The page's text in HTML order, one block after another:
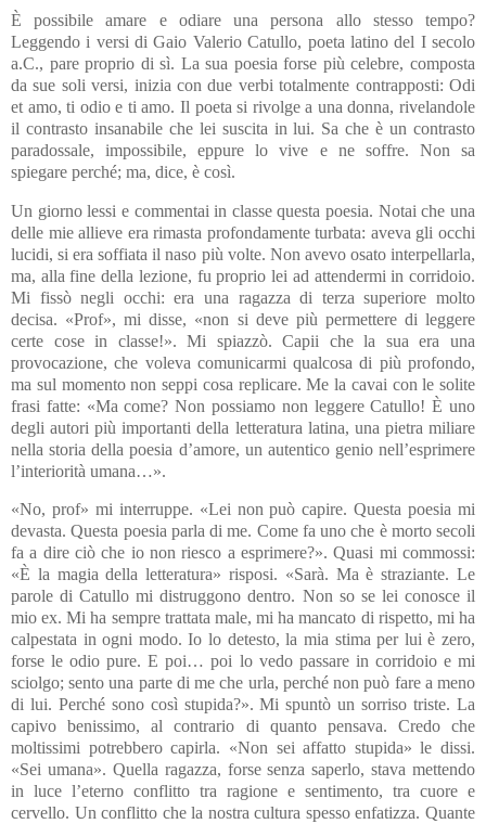
È possibile amare e odiare una persona allo stesso tempo?
Leggendo i versi di Gaio Valerio Catullo, poeta latino del I secolo
a.C., pare proprio di sì. La sua poesia forse più celebre, composta
da sue soli versi, inizia con due verbi totalmente contrapposti: Odi
et amo, ti odio e ti amo. Il poeta si rivolge a una donna, rivelandole
il contrasto insanabile che lei suscita in lui. Sa che è un contrasto
paradossale, impossibile, eppure lo vive e ne soffre. Non sa
spiegare perché; ma, dice, è così.
Un giorno lessi e commentai in classe questa poesia. Notai che una
delle mie allieve era rimasta profondamente turbata: aveva gli occhi
lucidi, si era soffiata il naso più volte. Non avevo osato interpellarla,
ma, alla fine della lezione, fu proprio lei ad attendermi in corridoio.
Mi fissò negli occhi: era una ragazza di terza superiore molto
decisa. «Prof», mi disse, «non si deve più permettere di leggere
certe cose in classe!». Mi spiazzò. Capii che la sua era una
provocazione, che voleva comunicarmi qualcosa di più profondo,
ma sul momento non seppi cosa replicare. Me la cavai con le solite
frasi fatte: «Ma come? Non possiamo non leggere Catullo! È uno
degli autori più importanti della letteratura latina, una pietra miliare
nella storia della poesia d’amore, un autentico genio nell’esprimere
l’interiorità umana…».
«No, prof» mi interruppe. «Lei non può capire. Questa poesia mi
devasta. Questa poesia parla di me. Come fa uno che è morto secoli
fa a dire ciò che io non riesco a esprimere?». Quasi mi commossi:
«È la magia della letteratura» risposi. «Sarà. Ma è straziante. Le
parole di Catullo mi distruggono dentro. Non so se lei conosce il
mio ex. Mi ha sempre trattata male, mi ha mancato di rispetto, mi ha
calpestata in ogni modo. Io lo detesto, la mia stima per lui è zero,
forse le odio pure. E poi… poi lo vedo passare in corridoio e mi
sciolgo; sento una parte di me che urla, perché non può fare a meno
di lui. Perché sono così stupida?». Mi spuntò un sorriso triste. La
capivo benissimo, al contrario di quanto pensava. Credo che
moltissimi potrebbero capirla. «Non sei affatto stupida» le dissi.
«Sei umana». Quella ragazza, forse senza saperlo, stava mettendo
in luce l’eterno conflitto tra ragione e sentimento, tra cuore e
cervello. Un conflitto che la nostra cultura spesso enfatizza. Quante